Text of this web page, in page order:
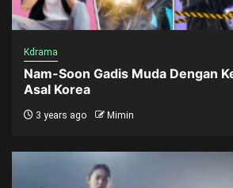
Kdrama
Nam-Soon Gadis Muda Dengan
Asal Korea
3 years ago Mimin